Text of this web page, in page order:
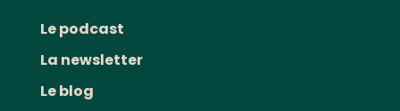
Le podcast
La newsletter
Le blog